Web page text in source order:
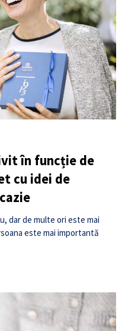
în funcție de
cu idei de
dar de multe ori este mai
este mai importantă